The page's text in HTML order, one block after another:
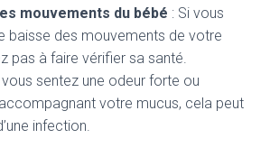
mouvements du bébé : Si vous
baisse des mouvements de votre
pas à faire vérifier sa santé.
vous sentez une odeur forte ou
votre mucus, cela peut
infection.